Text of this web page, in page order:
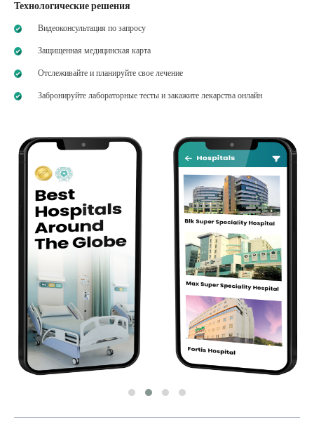
Технологические решения
Видеоконсультация по запросу
Защищенная медицинская карта
Отслеживайте и планируйте свое лечение
Забронируйте лабораторные тесты и закажите лекарства онлайн